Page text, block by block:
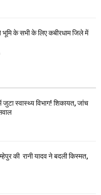
भूमि के सभी के लिए कबीरधाम जिले में
जुटा स्वास्थ्य विभाग! शिकायत, जांच
की रानी यादव ने बदली किस्मत,